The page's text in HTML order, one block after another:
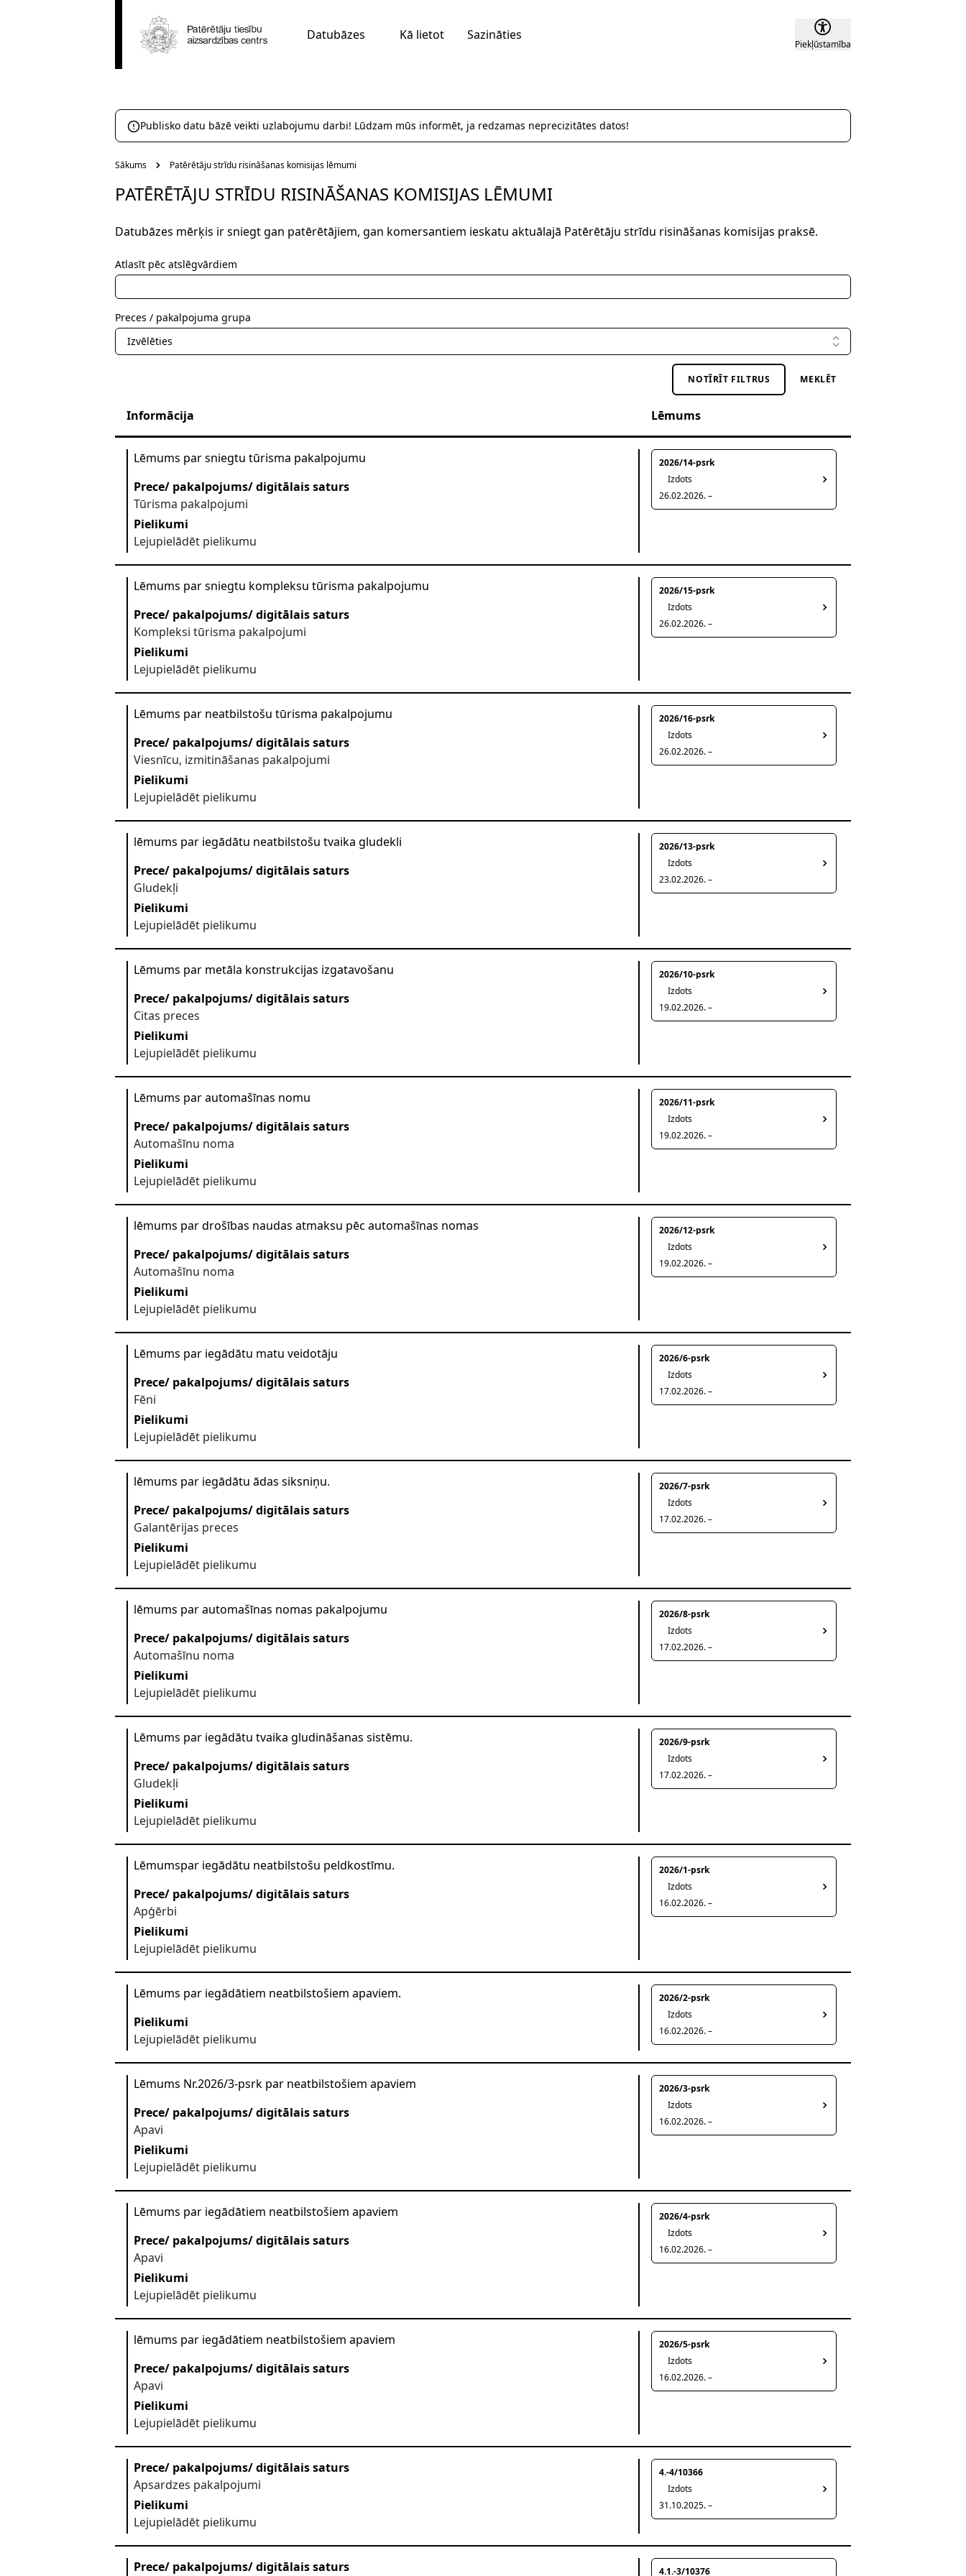
Datubāzes Kā lietot Sazināties
Piekļūstamība
Publisko datu bāzē veikti uzlabojumu darbi! Lūdzam mūs informēt, ja redzamas neprecizitātes datos!
Sākums Patērētāju strīdu risināšanas komisijas lēmumi
PATĒRĒTĀJU STRĪDU RISINĀŠANAS KOMISIJAS LĒMUMI
Datubāzes mērķis ir sniegt gan patērētājiem, gan komersantiem ieskatu aktuālajā Patērētāju strīdu risināšanas komisijas praksē.
Atlasīt pēc atslēgvārdiem
Preces / pakalpojuma grupa
Izvēlēties
NOTĪRĪT FILTRUS MEKLĒT
Informācija Lēmums
Lēmums par sniegtu tūrisma pakalpojumu
Prece/ pakalpojums/ digitālais saturs
Tūrisma pakalpojumi
Pielikumi
Lejupielādēt pielikumu
2026/14-psrk
Izdots
26.02.2026. –
Lēmums par sniegtu kompleksu tūrisma pakalpojumu
Prece/ pakalpojums/ digitālais saturs
Kompleksi tūrisma pakalpojumi
Pielikumi
Lejupielādēt pielikumu
2026/15-psrk
Izdots
26.02.2026. –
Lēmums par neatbilstošu tūrisma pakalpojumu
Prece/ pakalpojums/ digitālais saturs
Viesnīcu, izmitināšanas pakalpojumi
Pielikumi
Lejupielādēt pielikumu
2026/16-psrk
Izdots
26.02.2026. –
lēmums par iegādātu neatbilstošu tvaika gludekli
Prece/ pakalpojums/ digitālais saturs
Gludekļi
Pielikumi
Lejupielādēt pielikumu
2026/13-psrk
Izdots
23.02.2026. –
Lēmums par metāla konstrukcijas izgatavošanu
Prece/ pakalpojums/ digitālais saturs
Citas preces
Pielikumi
Lejupielādēt pielikumu
2026/10-psrk
Izdots
19.02.2026. –
Lēmums par automašīnas nomu
Prece/ pakalpojums/ digitālais saturs
Automašīnu noma
Pielikumi
Lejupielādēt pielikumu
2026/11-psrk
Izdots
19.02.2026. –
lēmums par drošības naudas atmaksu pēc automašīnas nomas
Prece/ pakalpojums/ digitālais saturs
Automašīnu noma
Pielikumi
Lejupielādēt pielikumu
2026/12-psrk
Izdots
19.02.2026. –
Lēmums par iegādātu matu veidotāju
Prece/ pakalpojums/ digitālais saturs
Fēni
Pielikumi
Lejupielādēt pielikumu
2026/6-psrk
Izdots
17.02.2026. –
lēmums par iegādātu ādas siksniņu.
Prece/ pakalpojums/ digitālais saturs
Galantērijas preces
Pielikumi
Lejupielādēt pielikumu
2026/7-psrk
Izdots
17.02.2026. –
lēmums par automašīnas nomas pakalpojumu
Prece/ pakalpojums/ digitālais saturs
Automašīnu noma
Pielikumi
Lejupielādēt pielikumu
2026/8-psrk
Izdots
17.02.2026. –
Lēmums par iegādātu tvaika gludināšanas sistēmu.
Prece/ pakalpojums/ digitālais saturs
Gludekļi
Pielikumi
Lejupielādēt pielikumu
2026/9-psrk
Izdots
17.02.2026. –
Lēmumspar iegādātu neatbilstošu peldkostīmu.
Prece/ pakalpojums/ digitālais saturs
Apģērbi
Pielikumi
Lejupielādēt pielikumu
2026/1-psrk
Izdots
16.02.2026. –
Lēmums par iegādātiem neatbilstošiem apaviem.
Pielikumi
Lejupielādēt pielikumu
2026/2-psrk
Izdots
16.02.2026. –
Lēmums Nr.2026/3-psrk par neatbilstošiem apaviem
Prece/ pakalpojums/ digitālais saturs
Apavi
Pielikumi
Lejupielādēt pielikumu
2026/3-psrk
Izdots
16.02.2026. –
Lēmums par iegādātiem neatbilstošiem apaviem
Prece/ pakalpojums/ digitālais saturs
Apavi
Pielikumi
Lejupielādēt pielikumu
2026/4-psrk
Izdots
16.02.2026. –
lēmums par iegādātiem neatbilstošiem apaviem
Prece/ pakalpojums/ digitālais saturs
Apavi
Pielikumi
Lejupielādēt pielikumu
2026/5-psrk
Izdots
16.02.2026. –
Prece/ pakalpojums/ digitālais saturs
Apsardzes pakalpojumi
Pielikumi
Lejupielādēt pielikumu
4.-4/10366
Izdots
31.10.2025. –
Prece/ pakalpojums/ digitālais saturs 4.1.-3/10376